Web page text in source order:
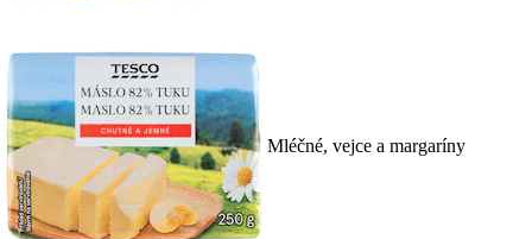
Mléčné, vejce a margaríny